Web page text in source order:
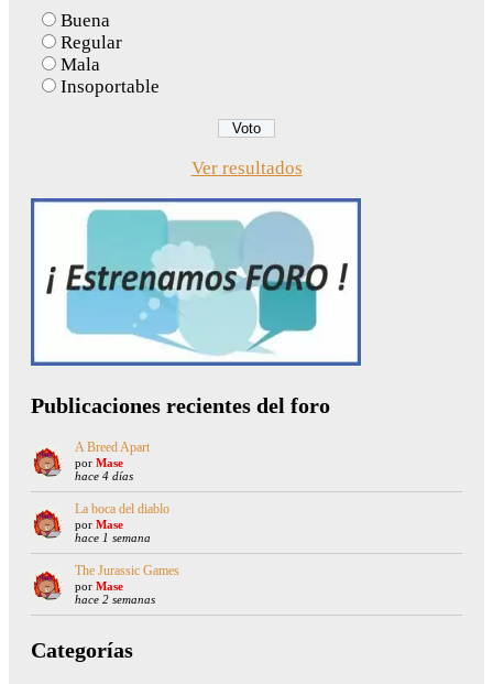
Buena
Regular
Mala
Insoportable
Ver resultados
Publicaciones recientes del foro
A Breed Apart
por Mase
hace 4 días
La boca del diablo
por Mase
hace 1 semana
The Jurassic Games
por Mase
hace 2 semanas
Categorías